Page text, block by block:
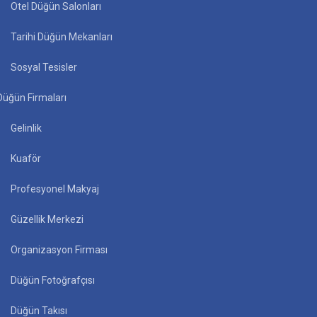
Otel Düğün Salonları
Tarihi Düğün Mekanları
Sosyal Tesisler
Firmaları
Gelinlik
Kuaför
Profesyonel Makyaj
Güzellik Merkezi
Organizasyon Firması
Düğün Fotoğrafçısı
Düğün Takısı